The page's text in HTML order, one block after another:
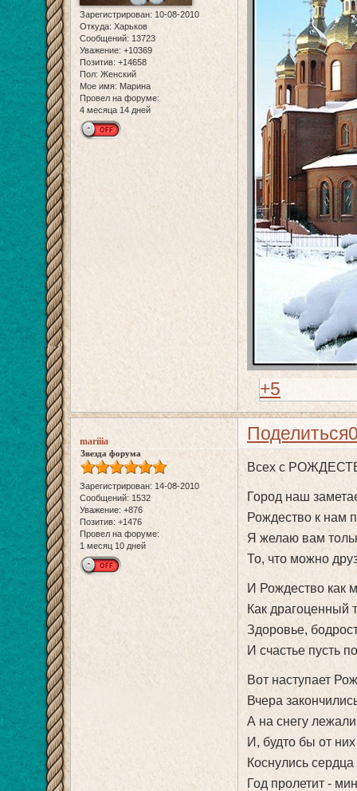
Зарегистрирован: 10-08-2010
Откуда: Харьков
Сообщений: 13723
Уважение: +10369
Позитив: +14658
Пол: Женский
Мое имя: Марина
Провел на форуме:
4 месяца 14 дней
+5
Поделиться
mariiia
Звезда форума
Зарегистрирован: 14-08-2010
Сообщений: 1532
Уважение: +876
Позитив: +1476
Провел на форуме:
1 месяц 10 дней
Всех с
Город наш
Рождество к нам
Я желаю вам
То, что можно
И Рождество как
Как драгоценный
Здоровье,
И счастье пусть
Вот наступает
Вчера
А на снегу
И, будто бы от
Коснулись
Год пролетит -